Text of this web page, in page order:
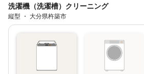
洗濯機（洗濯槽）クリーニング
縦型 ・ 大分県杵築市